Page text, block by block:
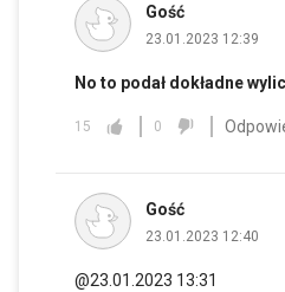
Gość
23.01.2023 12:39
No to podał dokładne
15 0
Gość
23.01.2023 12:40
@23.01.2023 13:31